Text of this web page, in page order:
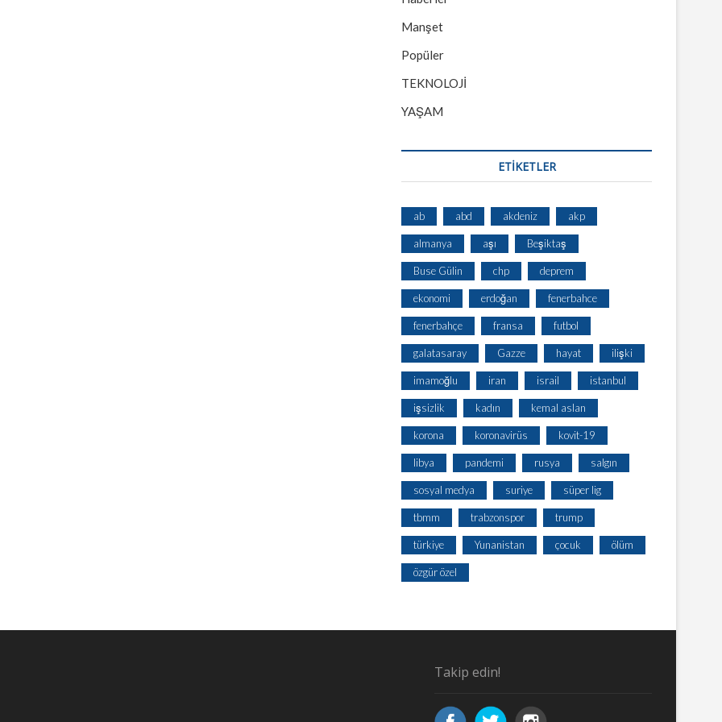
Manşet
Popüler
TEKNOLOJİ
YAŞAM
ETİKETLER
ab abd akdeniz akp
almanya aşı Beşiktaş
Buse Gülin chp deprem
ekonomi erdoğan fenerbahce
fenerbahçe fransa futbol
galatasaray Gazze hayat ilişki
imamoğlu iran israil istanbul
işsizlik kadın kemal aslan
korona koronavirüs kovit-19
libya pandemi rusya salgın
sosyal medya suriye süper lig
tbmm trabzonspor trump
türkiye Yunanistan çocuk ölüm
özgür özel
Takip edin!